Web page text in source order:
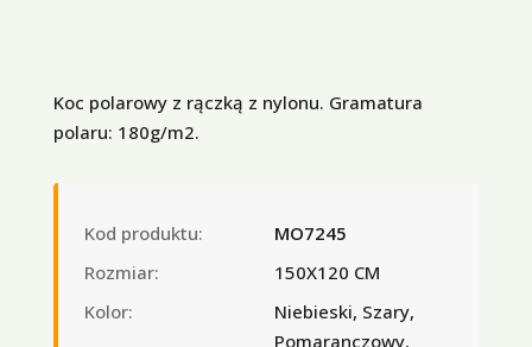
Koc polarowy z rączką z nylonu. Gramatura
polaru: 180g/m2.
Kod produktu:
MO7245
Rozmiar:
150X120 CM
Kolor:
Niebieski, Szary,
Pomaranczowy,